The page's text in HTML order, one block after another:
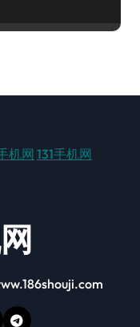
机网 131手机网